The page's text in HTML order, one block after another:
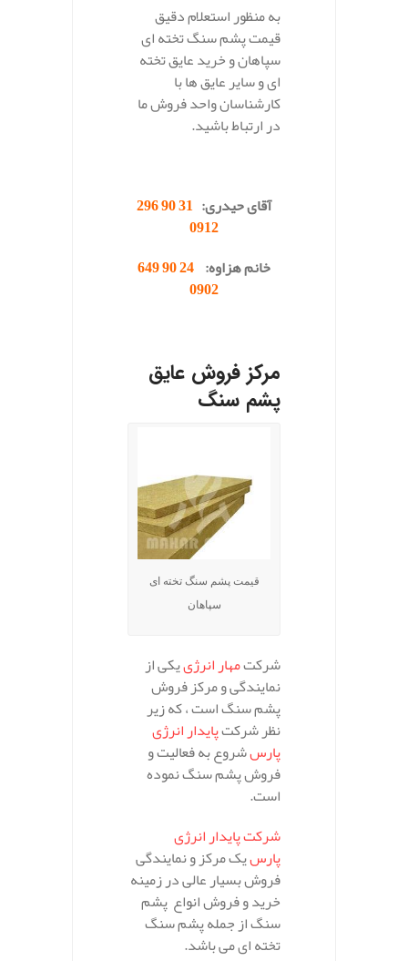
به منظور استعلام دقیق
قیمت پشم سنگ تخته ای
سپاهان و خرید عایق تخته
ای و سایر عایق ها با
کارشناسان واحد فروش ما
در ارتباط باشید.
آقای حیدری: 31 90 296
0912
خانم هزاوه:
24 90 649
0902
مرکز فروش عایق
پشم سنگ
قیمت پشم سنگ تخته ای
سپاهان
شرکتمهار انرژییکی از
نمایندگی و مرکز فروش
پشم سنگ است ، که زیر
نظر شرکتپایدار انرژی
پارسشروع به فعالیت و
فروش پشم سنگ نموده
است.
شرکت پایدار انرژی
پارسیک مرکز و نمایندگی
فروش بسیار عالی در زمینه
خرید و فروش انواع پشم
سنگ از جمله پشم سنگ
تخته ای می باشد.